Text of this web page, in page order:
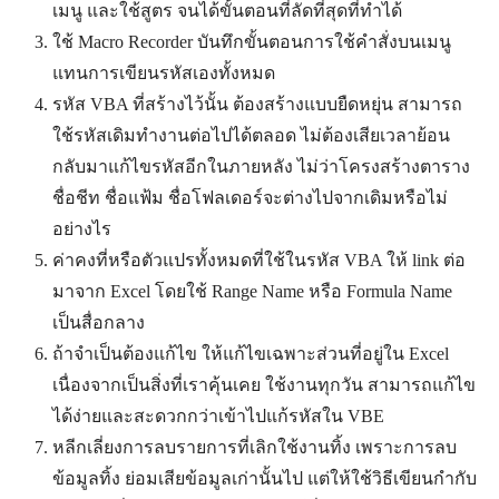
เมนู และใช้สูตร จนได้ขั้นตอนที่ลัดที่สุดที่ทำได้
ใช้ Macro Recorder บันทึกขั้นตอนการใช้คำสั่งบนเมนู
แทนการเขียนรหัสเองทั้งหมด
รหัส VBA ที่สร้างไว้นั้น ต้องสร้างแบบยืดหยุ่น สามารถ
ใช้รหัสเดิมทำงานต่อไปได้ตลอด ไม่ต้องเสียเวลาย้อน
กลับมาแก้ไขรหัสอีกในภายหลัง ไม่ว่าโครงสร้างตาราง
ชื่อชีท ชื่อแฟ้ม ชื่อโฟลเดอร์จะต่างไปจากเดิมหรือไม่
อย่างไร
ค่าคงที่หรือตัวแปรทั้งหมดที่ใช้ในรหัส VBA ให้ link ต่อ
มาจาก Excel โดยใช้ Range Name หรือ Formula Name
เป็นสื่อกลาง
ถ้าจำเป็นต้องแก้ไข ให้แก้ไขเฉพาะส่วนที่อยู่ใน Excel
เนื่องจากเป็นสิ่งที่เราคุ้นเคย ใช้งานทุกวัน สามารถแก้ไข
ได้ง่ายและสะดวกกว่าเข้าไปแก้รหัสใน VBE
หลีกเลี่ยงการลบรายการที่เลิกใช้งานทิ้ง เพราะการลบ
ข้อมูลทิ้ง ย่อมเสียข้อมูลเก่านั้นไป แต่ให้ใช้วิธีเขียนกำกับ